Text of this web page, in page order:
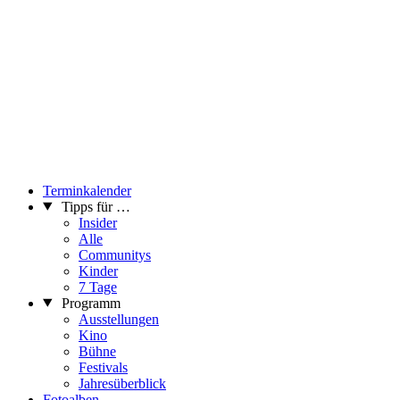
Terminkalender
Tipps für …
Insider
Alle
Communitys
Kinder
7 Tage
Programm
Ausstellungen
Kino
Bühne
Festivals
Jahresüberblick